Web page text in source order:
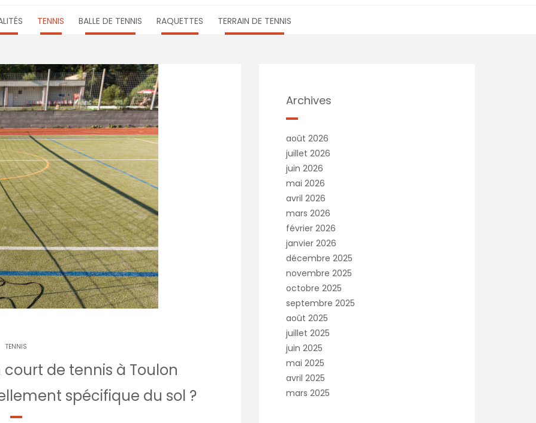
TENNIS BALLE DE TENNIS RAQUETTES TERRAIN DE TENNIS
TENNIS
court de tennis à Toulon
spécifique du sol ?
Archives
août 2026
juillet 2026
juin 2026
mai 2026
avril 2026
mars 2026
février 2026
janvier 2026
décembre 2025
novembre 2025
octobre 2025
septembre 2025
août 2025
juillet 2025
juin 2025
mai 2025
avril 2025
mars 2025